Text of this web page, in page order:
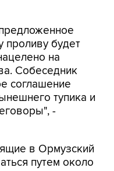
проливу будет
на
Собеседник
соглашение
тупика и
-
в Ормузский
путем около